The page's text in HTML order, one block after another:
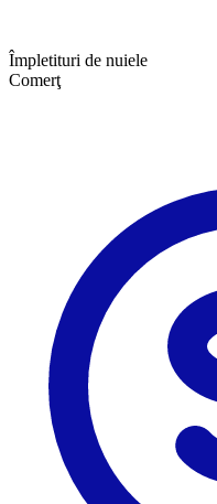
Împletituri de nuiele
Comerţ